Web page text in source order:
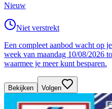
Nieuw
Niet verstrekt
Een compleet aanbod wacht op
week van maandag 10/08/2026
waarmee je meer kunt besparen.
Bekijken Volgen